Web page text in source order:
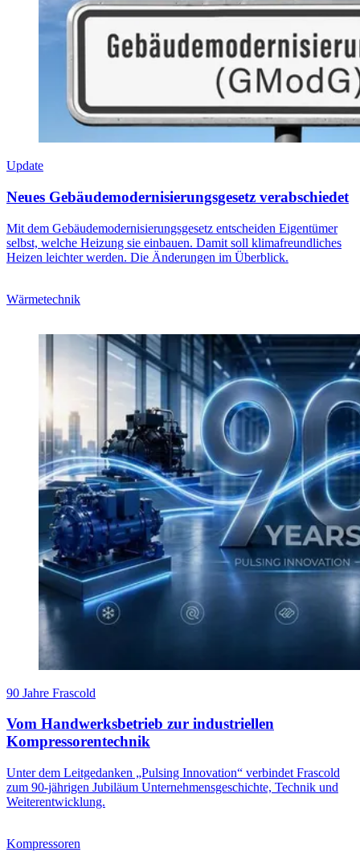
Update
Neues Gebäudemodernisierungsgesetz verabschiedet
Mit dem Gebäudemodernisierungsgesetz entscheiden Eigentümer
selbst, welche Heizung sie einbauen. Damit soll klimafreundliches
Heizen leichter werden. Die Änderungen im Überblick.
Wärmetechnik
90 Jahre Frascold
Vom Handwerksbetrieb zur industriellen
Kompressorentechnik
Unter dem Leitgedanken „Pulsing Innovation“ verbindet Frascold
zum 90-jährigen Jubiläum Unternehmensgeschichte, Technik und
Weiterentwicklung.
Kompressoren